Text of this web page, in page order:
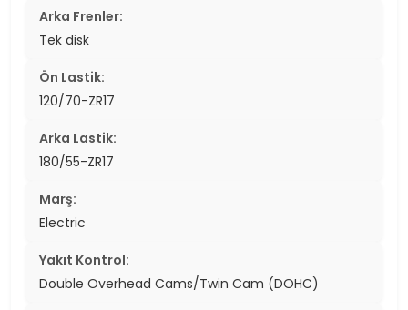
Arka Frenler:
Tek disk
Ön Lastik:
120/70-ZR17
Arka Lastik:
180/55-ZR17
Marş:
Electric
Yakıt Kontrol:
Double Overhead Cams/Twin Cam (DOHC)